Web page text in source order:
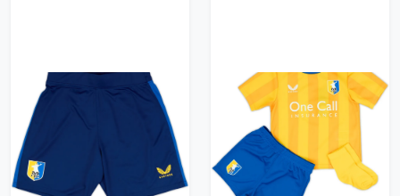
2023-24 Mansfield
Town Third Shorts
9.99£ · ca. €12
Trikot kaufen
2024-25 Mansfield
Town Home Full Kit
9.99£ · ca. €12
Trikot kaufen